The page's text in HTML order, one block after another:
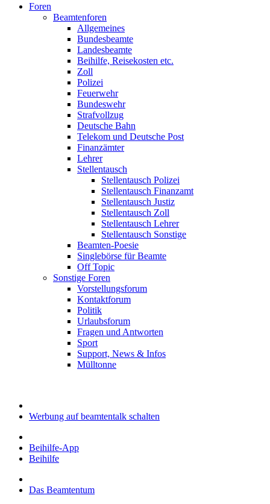
Foren
Beamtenforen
Allgemeines
Bundesbeamte
Landesbeamte
Beihilfe, Reisekosten etc.
Zoll
Polizei
Feuerwehr
Bundeswehr
Strafvollzug
Deutsche Bahn
Telekom und Deutsche Post
Finanzämter
Lehrer
Stellentausch
Stellentausch Polizei
Stellentausch Finanzamt
Stellentausch Justiz
Stellentausch Zoll
Stellentausch Lehrer
Stellentausch Sonstige
Beamten-Poesie
Singlebörse für Beamte
Off Topic
Sonstige Foren
Vorstellungsforum
Kontaktforum
Politik
Urlaubsforum
Fragen und Antworten
Sport
Support, News & Infos
Mülltonne
Werbung auf beamtentalk schalten
Beihilfe-App
Beihilfe
Das Beamtentum